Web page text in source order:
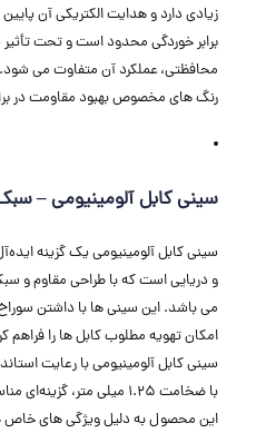
زیادی دارد و هدایت الکتریکی آن
برابر خوردگی محدود است و تحت
محافظتی، عملکرد آن متفاوت می ‌شود.
رنگ‌ های مخصوص بهبود مقاومت در
سینی کابل آلومینیومی –
سینی کابل آلومینیومی یک گزینه
و دریایی است که با طراحی مقاوم و
امکان تهویه مطلوب کابل ‌ها را
سینی کابل آلومینیومی با رعایت
با ضخامت 1.25 میلی ‌متر،
این محصول به دلیل ویژگی ‌های خاص